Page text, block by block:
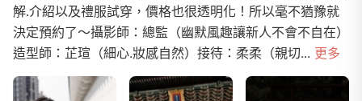
解.介紹以及禮服試穿，價格也很透明化！所以毫不猶豫就
決定預約了～攝影師：總監（幽默風趣讓新人不會不自在）
造型師：芷瑄（細心.妝感自然）接待：柔柔（親切... 更多